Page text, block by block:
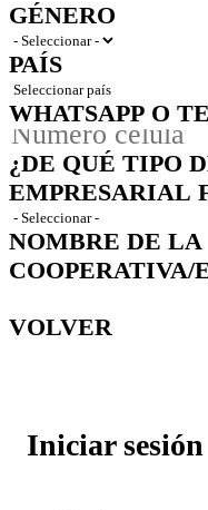
GÉNERO
PAÍS
WHATSAPP O
¿DE QUÉ TIPO
EMPRESARIAL
NOMBRE DE LA
COOPERATIVA/
VOLVER
Iniciar sesión